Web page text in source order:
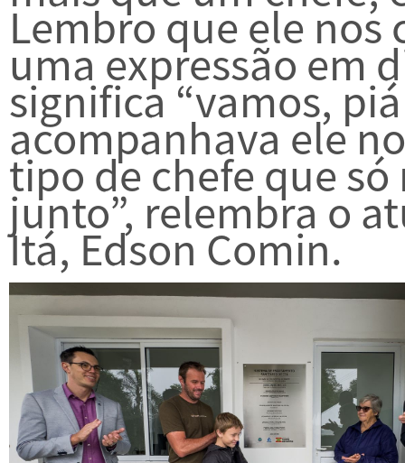
Lembro que ele nos
uma expressão em
significa “vamos,
acompanhava ele
tipo de chefe que
junto”, relembra o
Itá, Edson Comin.